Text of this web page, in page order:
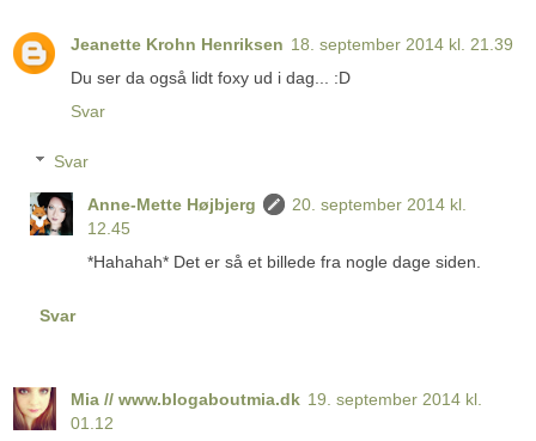
Jeanette Krohn Henriksen 18. september 2014 kl. 21.39
Du ser da også lidt foxy ud i dag... :D
Svar
Svar
Anne-Mette Højbjerg
20. september 2014 kl.
12.45
*Hahahah* Det er så et billede fra nogle dage siden.
Svar
Mia // www.blogaboutmia.dk 19. september 2014 kl.
01.12